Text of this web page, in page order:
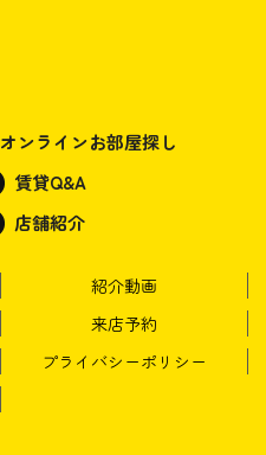
オンラインお部屋探し
賃貸Q&A
店舗紹介
紹介動画
来店予約
プライバシーポリシー